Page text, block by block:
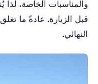
والمناسبات الخاصة،
قبل الزيارة. عادةً ما
النهائي.